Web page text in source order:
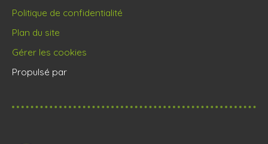
Politique de confidentialité
Plan du site
Gérer les cookies
Propulsé par